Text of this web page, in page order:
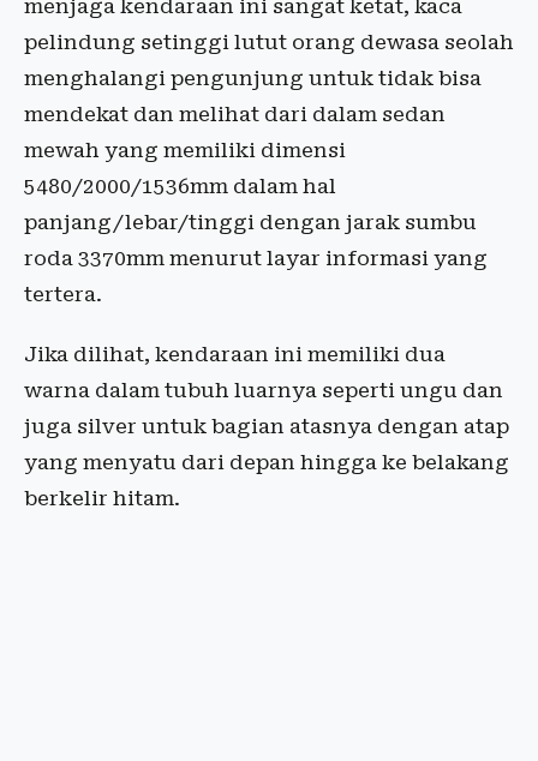
menjaga kendaraan ini sangat ketat, kaca
pelindung setinggi lutut orang dewasa seolah
menghalangi pengunjung untuk tidak bisa
mendekat dan melihat dari dalam sedan
mewah yang memiliki dimensi
5480/2000/1536mm dalam hal
panjang/lebar/tinggi dengan jarak sumbu
roda 3370mm menurut layar informasi yang
tertera.
Jika dilihat, kendaraan ini memiliki dua
warna dalam tubuh luarnya seperti ungu dan
juga silver untuk bagian atasnya dengan atap
yang menyatu dari depan hingga ke belakang
berkelir hitam.